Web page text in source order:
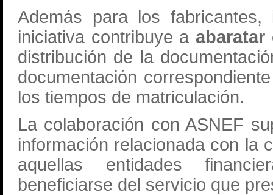
Además para los fabricantes,
iniciativa contribuye a
distribución de la
documentación
los tiempos de matriculación.
La colaboración con ASNEF
información relacionada con la
aquellas entidades
beneficiarse del servicio que